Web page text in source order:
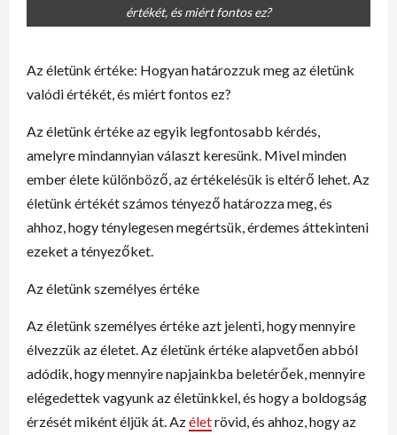
értékét, és miért fontos ez?
Az életünk értéke: Hogyan határozzuk meg az életünk
valódi értékét, és miért fontos ez?
Az életünk értéke az egyik legfontosabb kérdés,
amelyre mindannyian választ keresünk. Mivel minden
ember élete különböző, az értékelésük is eltérő lehet. Az
életünk értékét számos tényező határozza meg, és
ahhoz, hogy ténylegesen megértsük, érdemes áttekinteni
ezeket a tényezőket.
Az életünk személyes értéke
Az életünk személyes értéke azt jelenti, hogy mennyire
élvezzük az életet. Az életünk értéke alapvetően abból
adódik, hogy mennyire napjainkba beletérőek, mennyire
elégedettek vagyunk az életünkkel, és hogy a boldogság
érzését miként éljük át. Azéletrövid, és ahhoz, hogy az